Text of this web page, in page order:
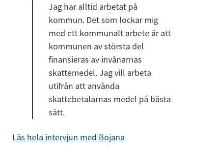
Jag har alltid arbetat på
kommun. Det som lockar mig
med ett kommunalt arbete är att
kommunen av största del
finansieras av invånarnas
skattemedel. Jag vill arbeta
utifrån att använda
skattebetalarnas medel på bästa
sätt.
Läs hela intervjun med Bojana